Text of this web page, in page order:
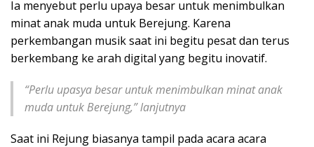
Ia menyebut perlu upaya besar untuk menimbulkan
minat anak muda untuk Berejung. Karena
perkembangan musik saat ini begitu pesat dan terus
berkembang ke arah digital yang begitu inovatif.
“Perlu upasya besar untuk menimbulkan minat anak
muda untuk Berejung,” lanjutnya
Saat ini Rejung biasanya tampil pada acara acara